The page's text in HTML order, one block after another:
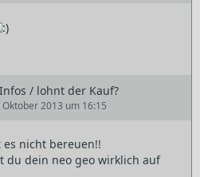
/ lohnt der Kauf?
Oktober 2013 um 16:15
nicht bereuen!!
du dein neo geo wirklich auf